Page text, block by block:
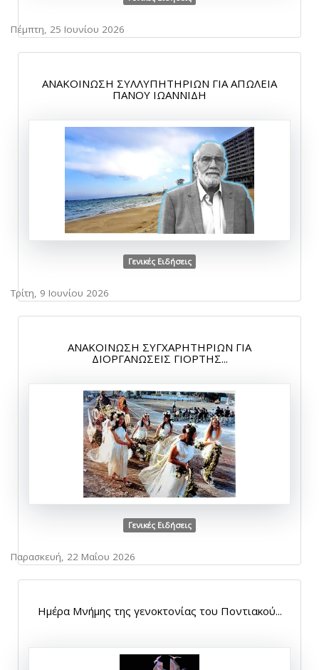
Πέμπτη, 25 Ιουνίου 2026
ΑΝΑΚΟΙΝΩΣΗ ΣΥΛΛΥΠΗΤΗΡΙΩΝ ΓΙΑ ΑΠΩΛΕΙΑ
ΠΑΝΟΥ ΙΩΑΝΝΙΔΗ
Γενικές Ειδήσεις
Τρίτη, 9 Ιουνίου 2026
ΑΝΑΚΟΙΝΩΣΗ ΣΥΓΧΑΡΗΤΗΡΙΩΝ ΓΙΑ
ΔΙΟΡΓΑΝΩΣΕΙΣ ΓΙΟΡΤΗΣ...
Γενικές Ειδήσεις
Παρασκευή, 22 Μαΐου 2026
Ημέρα Μνήμης της γενοκτονίας του Ποντιακού...